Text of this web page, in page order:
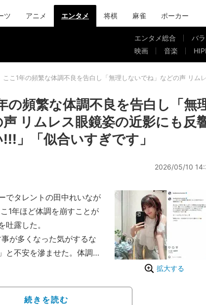
ツ アニメ エンタメ 将棋 麻雀 ポーカー
エンタメ総合 バ
映画
音楽
ここ1年の頻繁な体調不良を告白し「無理しないでね」などの声 リム
の頻繁な体調不良を告白し「無
リムレス眼鏡姿の近影にも反
」「似合いすぎです」
2026/05/10
拡大する
でタレントの田中れいなが
1年ほど体調を崩すことが
露した。
が多くなった気がするな
と不安を滲ませた。体調が
らした。
続きを読む